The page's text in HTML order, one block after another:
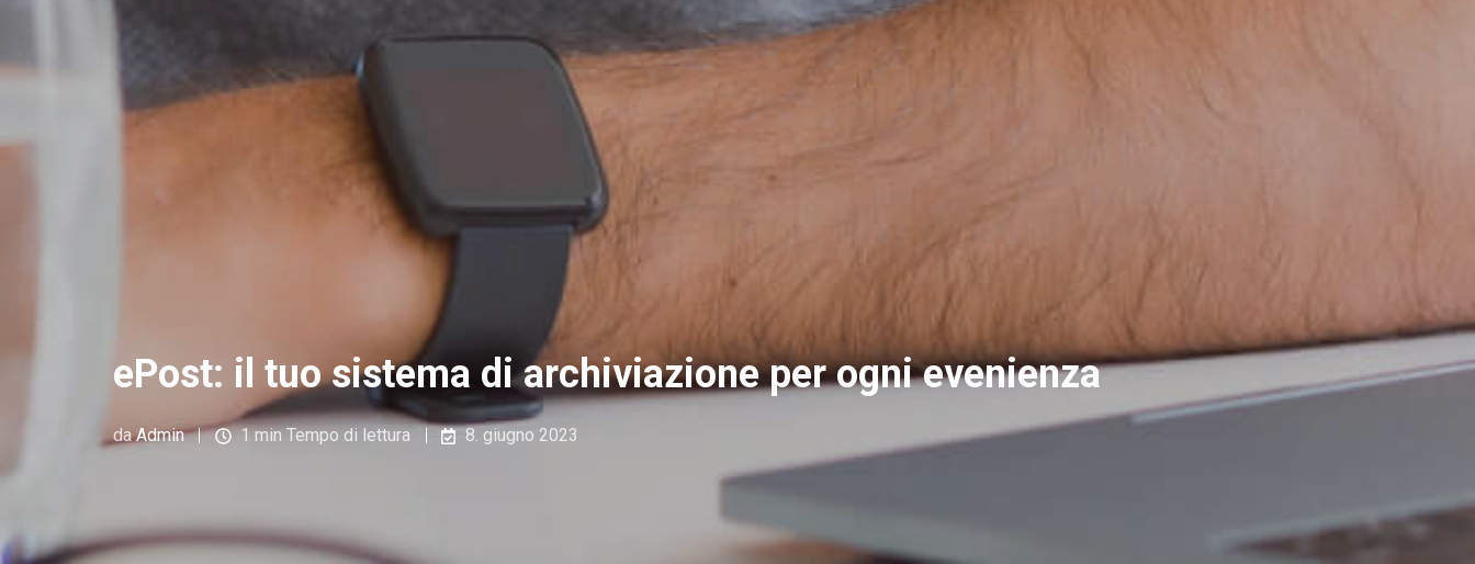
ePost: il tuo sistema di archiviazione per ogni evenienza
daAdmin 1 min Tempo di lettura 8. giugno 2023